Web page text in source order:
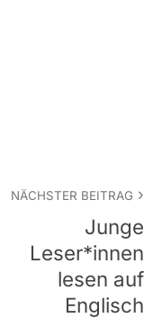
NÄCHSTER BEITRAG
Junge
Leser*innen
lesen auf
Englisch